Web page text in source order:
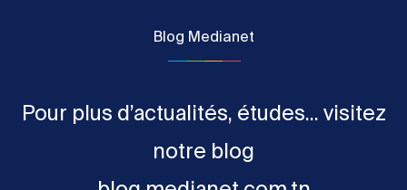
Blog Medianet
Pour plus d’actualités, études... visitez
notre blog